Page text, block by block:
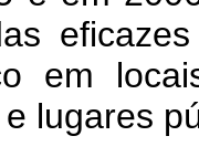
em
lugares